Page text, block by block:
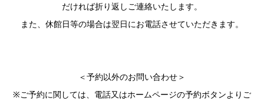
だければ折り返しご連絡いたします。
また、休館日等の場合は翌日にお電話させていただきます。
＜予約以外のお問い合わせ＞
※ご予約に関しては、電話又はホームページの予約ボタンよりご